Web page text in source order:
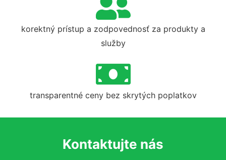
korektný prístup a zodpovednosť za produkty a
služby
transparentné ceny bez skrytých poplatkov
Kontaktujte nás